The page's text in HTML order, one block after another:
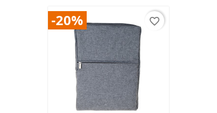
-20% favorite_border